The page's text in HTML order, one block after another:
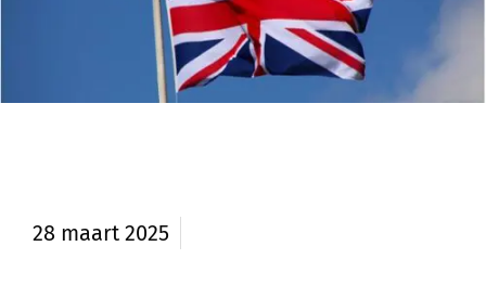
28 maart 2025